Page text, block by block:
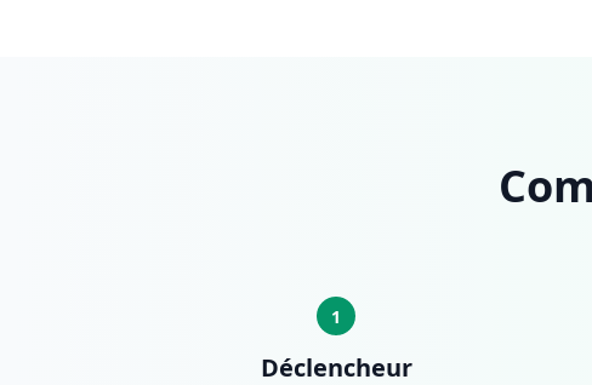
1
Déclencheur